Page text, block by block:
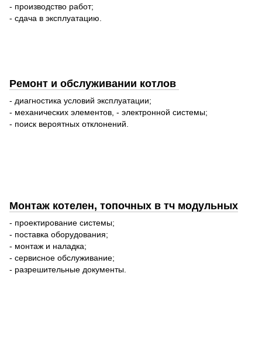
- производство работ;
- сдача в эксплуатацию.
Ремонт и обслуживании котлов
- диагностика условий эксплуатации;
- механических элементов, - электронной системы;
- поиск вероятных отклонений.
Монтаж котелен, топочных в тч модульных
- проектирование системы;
- поставка оборудования;
- монтаж и наладка;
- сервисное обслуживание;
- разрешительные документы.